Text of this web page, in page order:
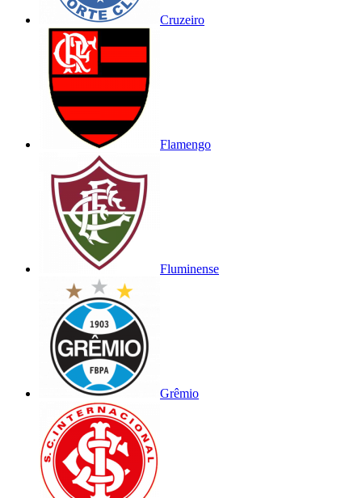
Cruzeiro
Flamengo
Fluminense
Grêmio